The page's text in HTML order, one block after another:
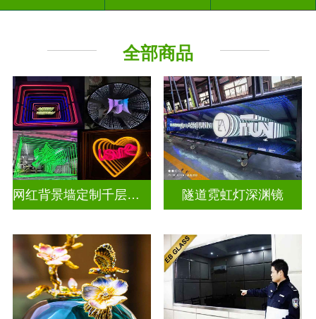
其它玻璃
全部商品
网红背景墙定制千层镜深渊镜 隧道霓虹灯深渊镜